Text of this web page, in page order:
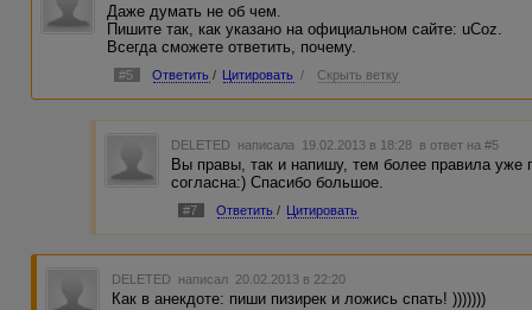
Даже думать не об чем.
Пишите так, как указано на официальном сайте: uCoz.
Всегда сможете ответить, почему.
#5 Ответить / Цитировать / Скрыть ветку
DELETED написала 19.02.2013 в 18:28 в ответ на #5
Вы правы, так и напишу, тем более правила уже
согласна:) Спасибо большое.
#7 Ответить / Цитировать
DELETED написал 20.02.2013 в 22:20
Как в анекдоте: пиши пизирек и ложись спать! )))))))